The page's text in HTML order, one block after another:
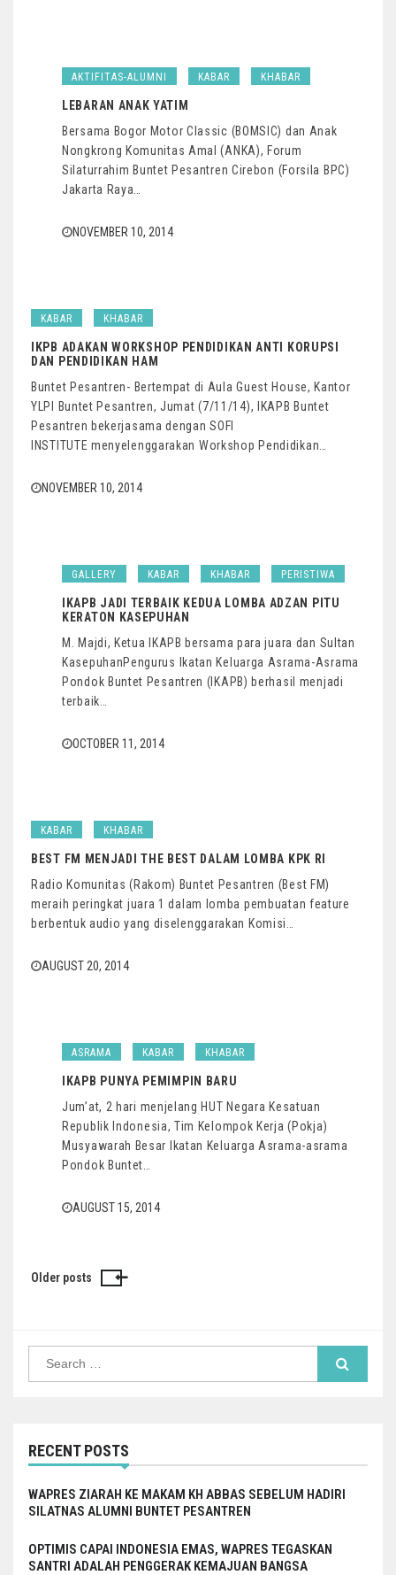
AKTIFITAS-ALUMNI KABAR KHABAR
LEBARAN ANAK YATIM
Bersama Bogor Motor Classic (BOMSIC) dan Anak
Nongkrong Komunitas Amal (ANKA), Forum
Silaturrahim Buntet Pesantren Cirebon (Forsila BPC)
Jakarta Raya…
NOVEMBER 10, 2014
KABAR KHABAR
IKPB ADAKAN WORKSHOP PENDIDIKAN ANTI KORUPSI
DAN PENDIDIKAN HAM
Buntet Pesantren- Bertempat di Aula Guest House, Kantor
YLPI Buntet Pesantren, Jumat (7/11/14), IKAPB Buntet
Pesantren bekerjasama dengan SOFI
INSTITUTE menyelenggarakan Workshop Pendidikan…
NOVEMBER 10, 2014
GALLERY KABAR KHABAR PERISTIWA
IKAPB JADI TERBAIK KEDUA LOMBA ADZAN PITU
KERATON KASEPUHAN
M. Majdi, Ketua IKAPB bersama para juara dan Sultan
KasepuhanPengurus Ikatan Keluarga Asrama-Asrama
Pondok Buntet Pesantren (IKAPB) berhasil menjadi
terbaik…
OCTOBER 11, 2014
KABAR KHABAR
BEST FM MENJADI THE BEST DALAM LOMBA KPK RI
Radio Komunitas (Rakom) Buntet Pesantren (Best FM)
meraih peringkat juara 1 dalam lomba pembuatan feature
berbentuk audio yang diselenggarakan Komisi…
AUGUST 20, 2014
ASRAMA KABAR KHABAR
IKAPB PUNYA PEMIMPIN BARU
Jum’at, 2 hari menjelang HUT Negara Kesatuan
Republik Indonesia, Tim Kelompok Kerja (Pokja)
Musyawarah Besar Ikatan Keluarga Asrama-asrama
Pondok Buntet…
AUGUST 15, 2014
Posts
Older posts
RECENT POSTS
WAPRES ZIARAH KE MAKAM KH ABBAS SEBELUM HADIRI
SILATNAS ALUMNI BUNTET PESANTREN
OPTIMIS CAPAI INDONESIA EMAS, WAPRES TEGASKAN
SANTRI ADALAH PENGGERAK KEMAJUAN BANGSA